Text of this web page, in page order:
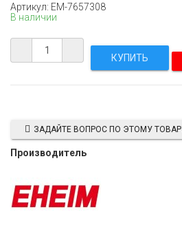
Артикул: EM-7657308
В наличии
ЗАДАЙТЕ ВОПРОС ПО ЭТОМУ
Производитель